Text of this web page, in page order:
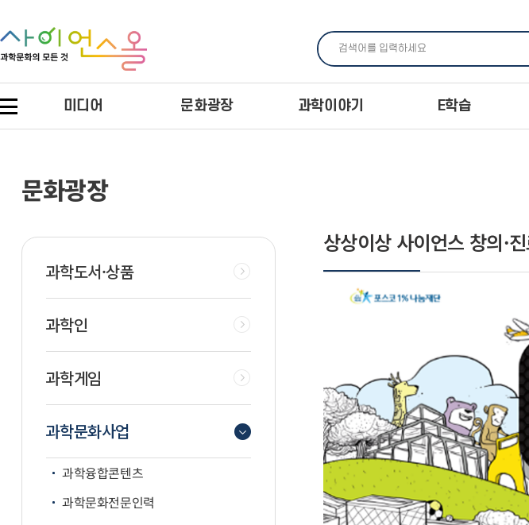
미디어 문화광장 과학이야기 E학습
상상이상 사이언스 창의·
문화광장
과학도서·상품
과학인
과학게임
과학문화사업
과학융합콘텐츠
과학문화전문인력